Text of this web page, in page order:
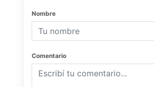
Nombre
Comentario